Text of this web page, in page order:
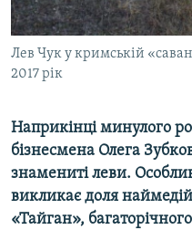
ІНФОГРАФІКА
ДОЛУЧАЙСЯ!
Лев Чук у кримській
2017 рік
Наприкінці минулого
бізнесмена Олега
знамениті леви.
викликає доля
«Тайган»,